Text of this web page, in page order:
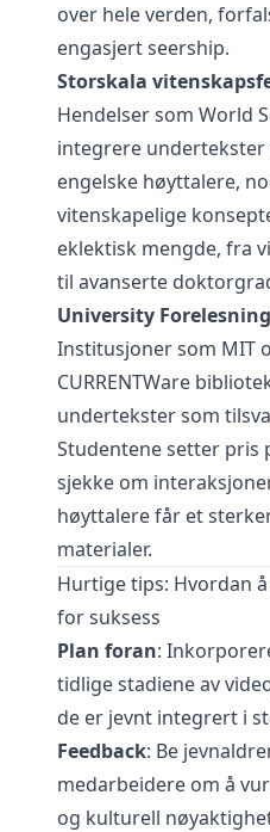
over hele verden,
engasjert seership.
Storskala
Hendelser som World
integrere
engelske høyttalere,
vitenskapelige
eklektisk mengde, fra
til avanserte
University
Institusjoner som MIT
CURRENTWare
undertekster som
Studentene setter pris
sjekke om
høyttalere får et
materialer.
Hurtige tips: Hvordan
for suksess
Plan foran:
tidlige stadiene av
de er jevnt integrert i
Feedback: Be
medarbeidere om å
og kulturell